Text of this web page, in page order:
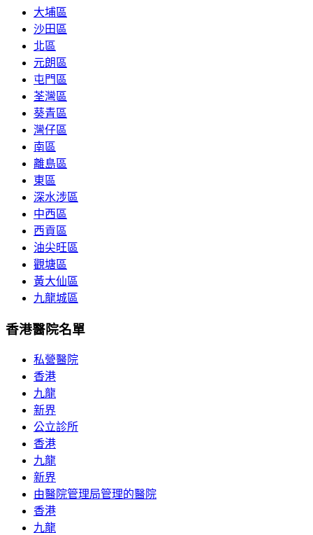
大埔區
沙田區
北區
元朗區
屯門區
荃灣區
葵青區
灣仔區
南區
離島區
東區
深水涉區
中西區
西貢區
油尖旺區
觀塘區
黃大仙區
九龍城區
香港醫院名單
私營醫院
香港
九龍
新界
公立診所
香港
九龍
新界
由醫院管理局管理的醫院
香港
九龍